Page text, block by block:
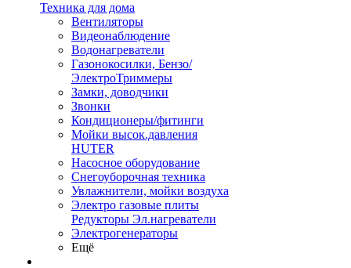
Техника для дома
Вентиляторы
Видеонаблюдение
Водонагреватели
Газонокосилки, Бензо/
ЭлектроТриммеры
Замки, доводчики
Звонки
Кондиционеры/фитинги
Мойки высок.давления
HUTER
Насосное оборудование
Снегоуборочная техника
Увлажнители, мойки воздуха
Электро газовые плиты
Редукторы Эл.нагреватели
Электрогенераторы
Ещё